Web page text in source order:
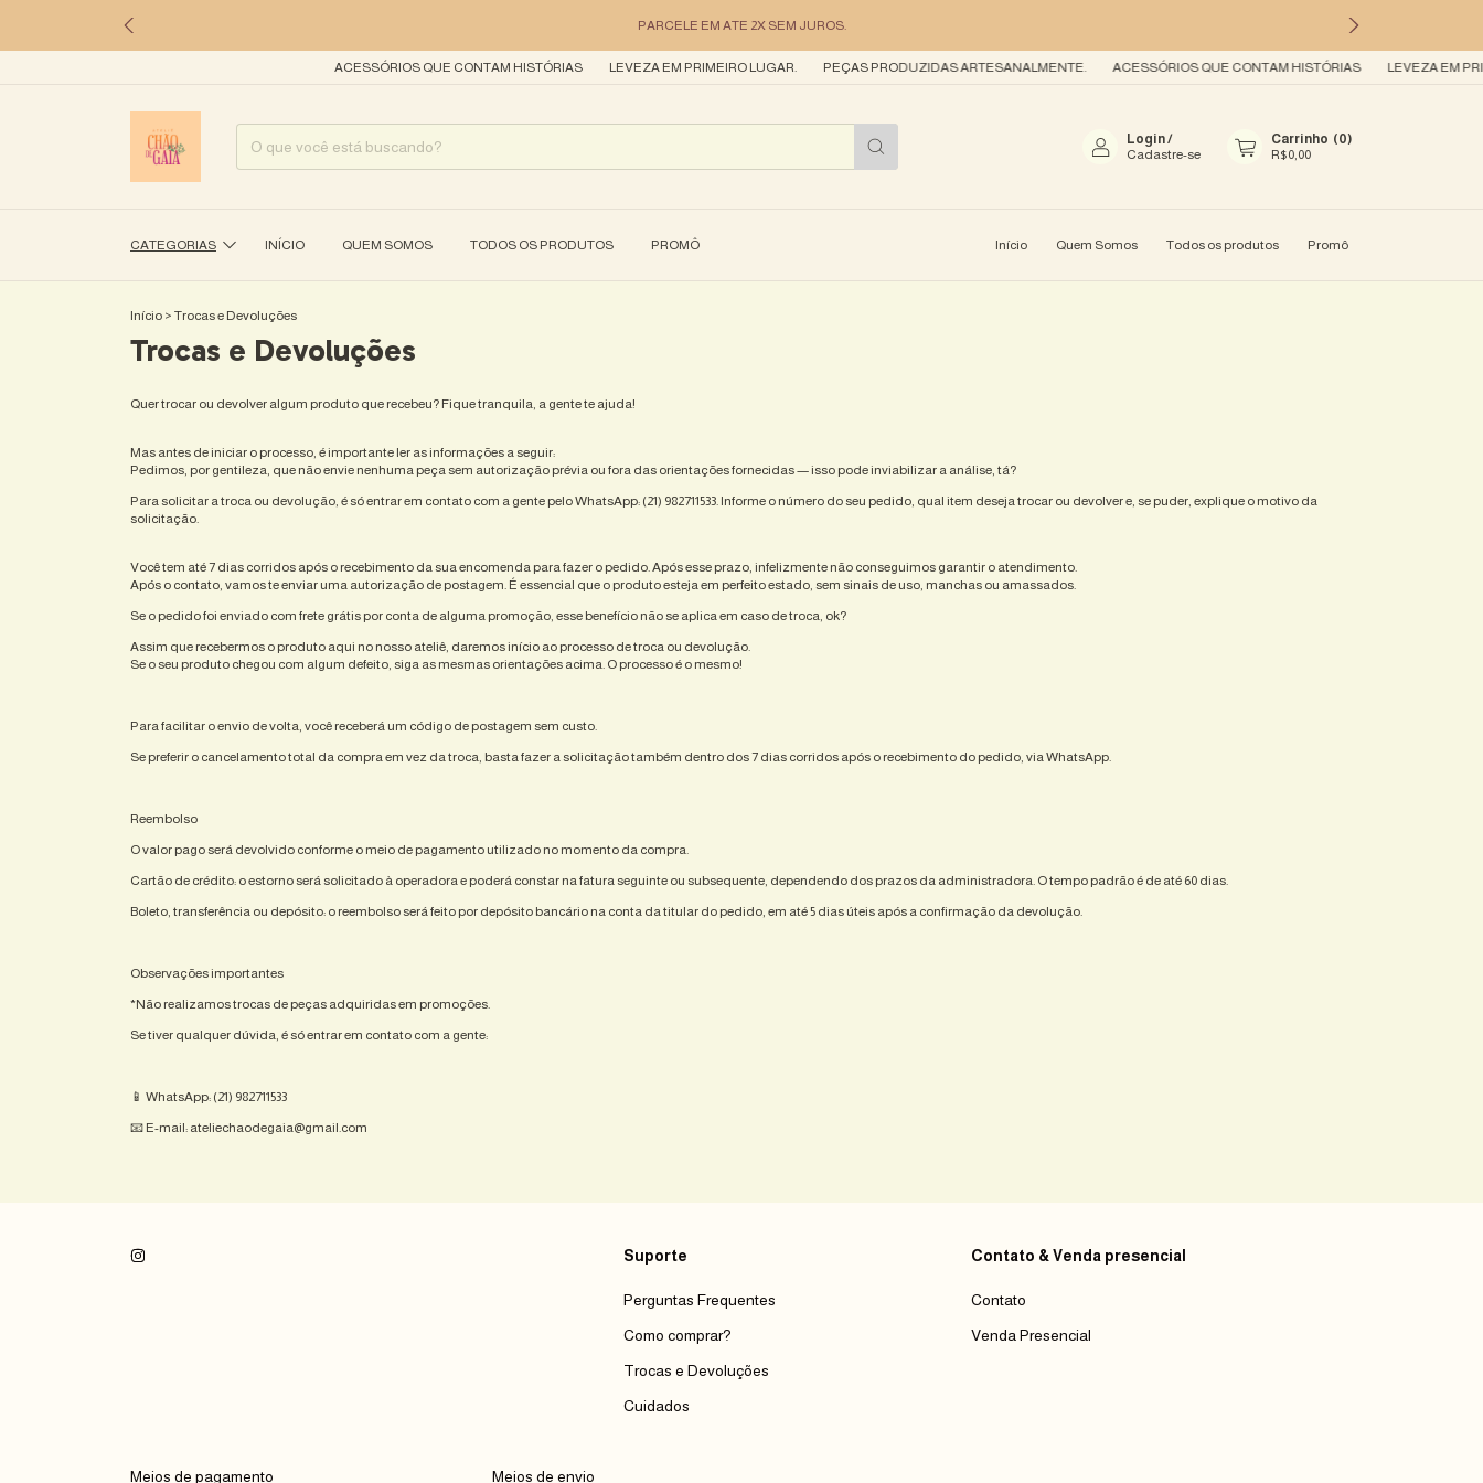
PARCELE EM ATE 2X SEM JUROS.
ACESSÓRIOS QUE CONTAM HISTÓRIAS LEVEZA EM PRIMEIRO LUGAR. PEÇAS PRODUZIDAS ARTESANALMENTE. ACESSÓRIOS QUE CONTAM HISTÓRIAS LEVEZA EM
Login/
Cadastre-se
Carrinho (0)
R$0,00
CATEGORIAS INÍCIO QUEM SOMOS TODOS OS PRODUTOS PROMÔ Início Quem Somos Todos os produtos Promô
Início > Trocas e Devoluções
Trocas e Devoluções
Quer trocar ou devolver algum produto que recebeu? Fique tranquila, a gente te ajuda!
Mas antes de iniciar o processo, é importante ler as informações a seguir:
Pedimos, por gentileza, que não envie nenhuma peça sem autorização prévia ou fora das orientações fornecidas — isso pode inviabilizar a análise, tá?
Para solicitar a troca ou devolução, é só entrar em contato com a gente pelo WhatsApp: (21) 982711533. Informe o número do seu pedido, qual item deseja trocar ou devolver e, se puder, explique o motivo da
solicitação.
Você tem até 7 dias corridos após o recebimento da sua encomenda para fazer o pedido. Após esse prazo, infelizmente não conseguimos garantir o atendimento.
Após o contato, vamos te enviar uma autorização de postagem. É essencial que o produto esteja em perfeito estado, sem sinais de uso, manchas ou amassados.
Se o pedido foi enviado com frete grátis por conta de alguma promoção, esse benefício não se aplica em caso de troca, ok?
Assim que recebermos o produto aqui no nosso ateliê, daremos início ao processo de troca ou devolução.
Se o seu produto chegou com algum defeito, siga as mesmas orientações acima. O processo é o mesmo!
Para facilitar o envio de volta, você receberá um código de postagem sem custo.
Se preferir o cancelamento total da compra em vez da troca, basta fazer a solicitação também dentro dos 7 dias corridos após o recebimento do pedido, via WhatsApp.
Reembolso
O valor pago será devolvido conforme o meio de pagamento utilizado no momento da compra.
Cartão de crédito: o estorno será solicitado à operadora e poderá constar na fatura seguinte ou subsequente, dependendo dos prazos da administradora. O tempo padrão é de até 60 dias.
Boleto, transferência ou depósito: o reembolso será feito por depósito bancário na conta da titular do pedido, em até 5 dias úteis após a confirmação da devolução.
Observações importantes
*Não realizamos trocas de peças adquiridas em promoções.
Se tiver qualquer dúvida, é só entrar em contato com a gente:
📱 WhatsApp: (21) 982711533
📧 E-mail: ateliechaodegaia@gmail.com
Suporte
Perguntas Frequentes
Como comprar?
Trocas e Devoluções
Cuidados
Contato & Venda presencial
Contato
Venda Presencial
Meios de pagamento Meios de envio